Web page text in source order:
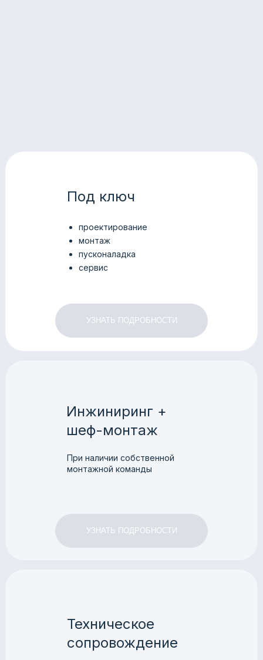
проектирование
монтаж
пусконаладка
сервис
Под ключ
Техническое
сопровождение
УЗНАТЬ ПОДРОБНОСТИ
При наличии собственной
монтажной команды
Инжиниринг +
шеф-монтаж
УЗНАТЬ ПОДРОБНОСТИ